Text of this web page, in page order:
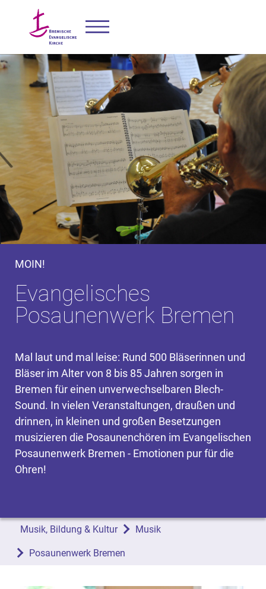
MOIN!
Evangelisches
Posaunenwerk Bremen
Mal laut und mal leise: Rund 500 Bläserinnen und
Bläser im Alter von 8 bis 85 Jahren sorgen in
Bremen für einen unverwechselbaren Blech-
Sound. In vielen Veranstaltungen, draußen und
drinnen, in kleinen und großen Besetzungen
musizieren die Posaunenchören im Evangelischen
Posaunenwerk Bremen - Emotionen pur für die
Ohren!
Musik, Bildung & Kultur Musik
Posaunenwerk Bremen